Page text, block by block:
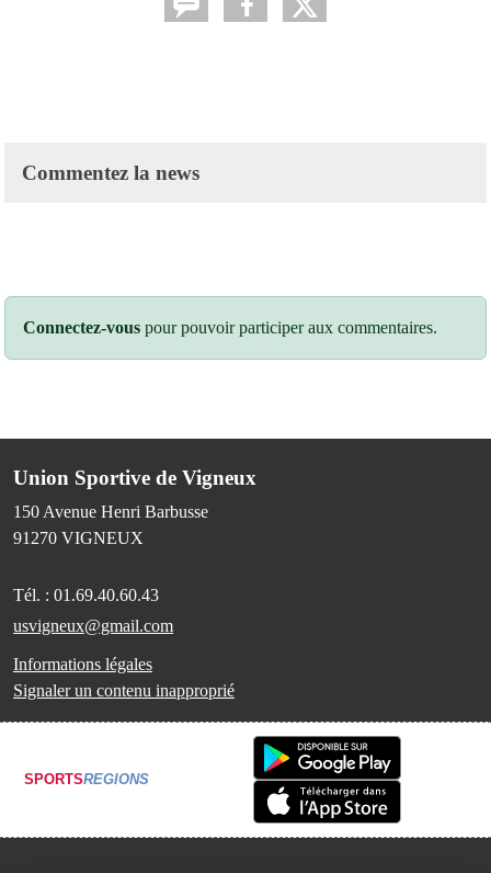
Commentez la news
Connectez-vous pour pouvoir participer aux commentaires.
Union Sportive de Vigneux
150 Avenue Henri Barbusse
91270 VIGNEUX
Tél. : 01.69.40.60.43
usvigneux@gmail.com
Informations légales
Signaler un contenu inapproprié
SPORTSREGIONS